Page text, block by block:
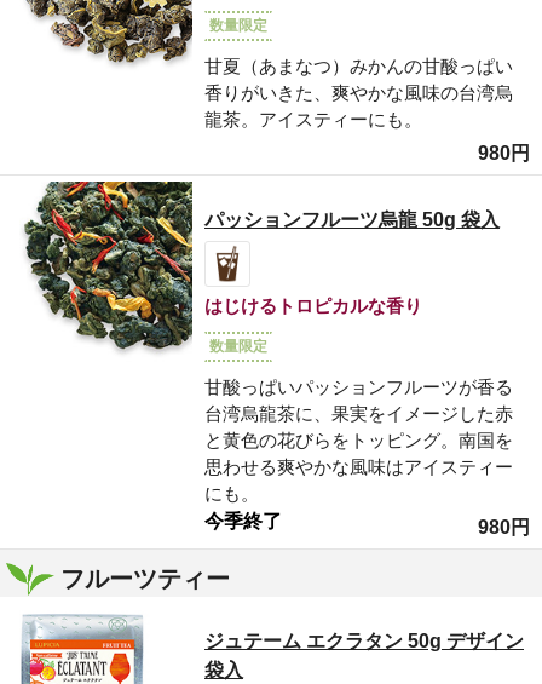
数量限定
甘夏（あまなつ）みかんの甘酸っぱい
香りがいきた、爽やかな風味の台湾烏
龍茶。アイスティーにも。
980円
パッションフルーツ烏龍 50g 袋入
はじけるトロピカルな香り
数量限定
甘酸っぱいパッションフルーツが香る
台湾烏龍茶に、果実をイメージした赤
と黄色の花びらをトッピング。南国を
思わせる爽やかな風味はアイスティー
にも。
今季終了
980円
フルーツティー
ジュテーム エクラタン 50g デザイン
袋入